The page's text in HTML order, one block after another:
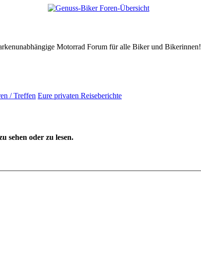
Motorrad Forum für alle Biker und Bikerinnen!
/ Treffen Eure privaten Reiseberichte
sehen oder zu lesen.